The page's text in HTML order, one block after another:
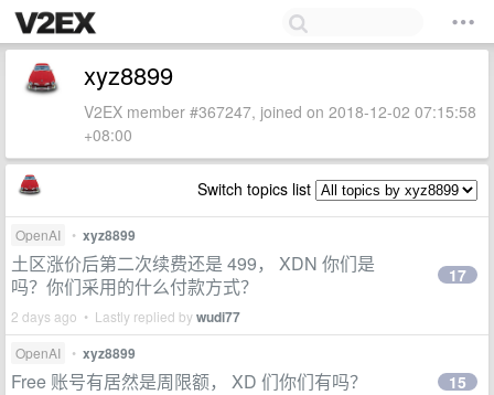
xyz8899
V2EX member #367247, joined on 2018-12-02 07:15:58
+08:00
Switch topics list
OpenAI • xyz8899
土区涨价后第二次续费还是 499， XDN 你们是
吗？你们采用的什么付款方式？
2 days ago • Lastly replied bywudi77
17
OpenAI • xyz8899
Free 账号有居然是周限额， XD 们你们有吗？ 15